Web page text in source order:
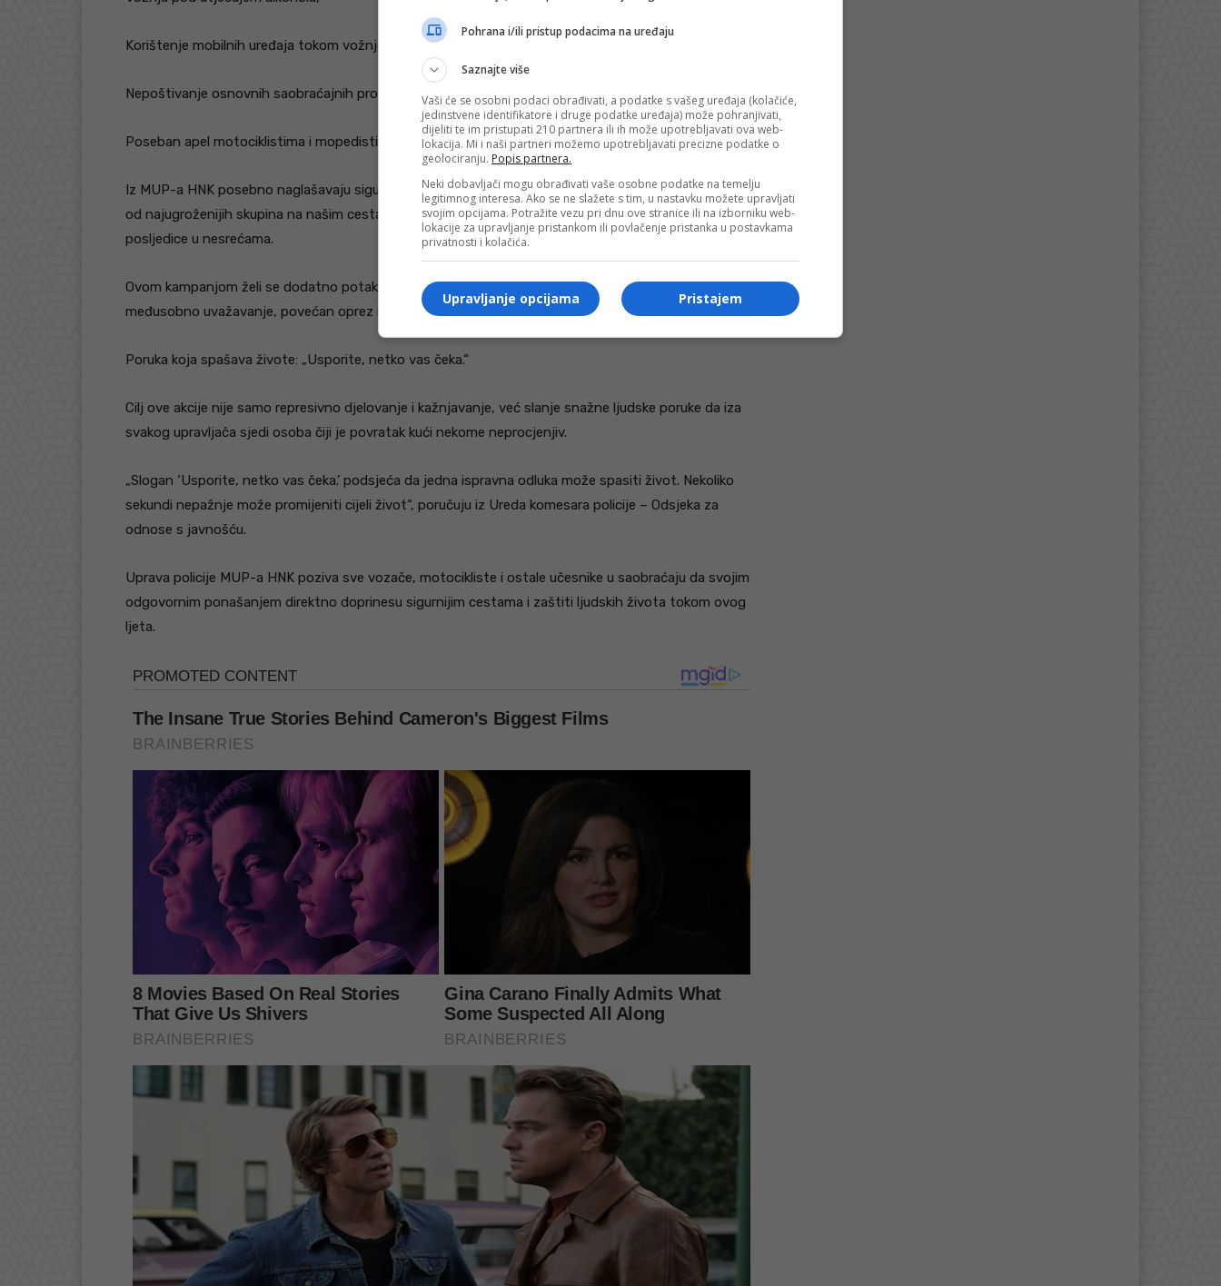
Korištenje mobilnih uređaja tokom vožnje,
Nepoštivanje osnovnih saobraćajnih propisa.
Poseban apel motociklistima i mopedistima
Iz MUP-a HNK posebno naglašavaju sigurnost vozača motocikala i mopeda, koji se ubrajaju u jednu
od najugroženijih skupina na našim cestama i koji nerijetko trpe teške tjelesne povrede ili smrtne
posljedice u nesrećama.
Ovom kampanjom želi se dodatno potaknuti vozače dvotočkaša, ali i sve ostale vozače, na
međusobno uvažavanje, povećan oprez i maksimalno odgovorno ponašanje u vožnji.
Poruka koja spašava živote: „Usporite, netko vas čeka.“
Cilj ove akcije nije samo represivno djelovanje i kažnjavanje, već slanje snažne ljudske poruke da iza
svakog upravljača sjedi osoba čiji je povratak kući nekome neprocjenjiv.
„Slogan ‘Usporite, netko vas čeka.’ podsjeća da jedna ispravna odluka može spasiti život. Nekoliko
sekundi nepažnje može promijeniti cijeli život“, poručuju iz Ureda komesara policije – Odsjeka za
odnose s javnošću.
Uprava policije MUP-a HNK poziva sve vozače, motocikliste i ostale učesnike u saobraćaju da svojim
odgovornim ponašanjem direktno doprinesu sigurnijim cestama i zaštiti ljudskih života tokom ovog
ljeta.
Pohrana i/ili pristup podacima na uređaju
Saznajte više
Vaši će se osobni podaci obrađivati, a podatke s vašeg uređaja (kolačiće,
jedinstvene identifikatore i druge podatke uređaja) može pohranjivati,
dijeliti te im pristupati 210 partnera ili ih može upotrebljavati ova web-
lokacija. Mi i naši partneri možemo upotrebljavati precizne podatke o
geolociranju. Popis partnera.
Neki dobavljači mogu obrađivati vaše osobne podatke na temelju
legitimnog interesa. Ako se ne slažete s tim, u nastavku možete upravljati
svojim opcijama. Potražite vezu pri dnu ove stranice ili na izborniku web-
lokacije za upravljanje pristankom ili povlačenje pristanka u postavkama
privatnosti i kolačića.
Pristajem
Upravljanje opcijama